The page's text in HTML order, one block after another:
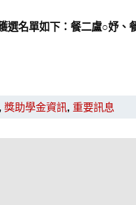
選名單如下：餐二盧○妤、
, 獎助學金資訊, 重要訊息